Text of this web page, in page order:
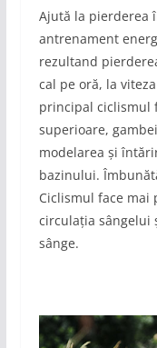
Ajută la pierderea
antrenament
rezultand
cal pe oră, la
principal ciclismul
superioare,
modelarea și
bazinului.
Ciclismul face
circulația sângelui
sânge.